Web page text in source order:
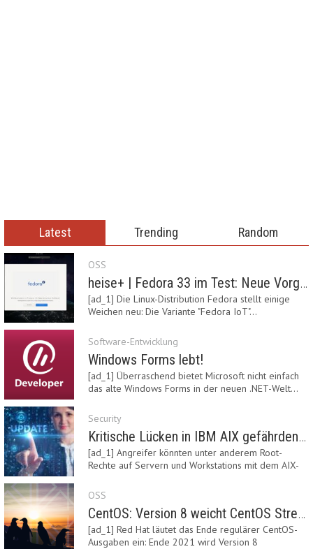
Latest Trending Random
OSS
heise+ | Fedora 33 im Test: Neue Vorgaben mit Btrfs, Systemd-Resolved und zRAM
[ad_1] Die Linux-Distribution Fedora stellt einige
Weichen neu: Die Variante "Fedora IoT"…
Software-Entwicklung
Windows Forms lebt!
[ad_1] Überraschend bietet Microsoft nicht einfach
das alte Windows Forms in der neuen .NET-Welt…
Security
Kritische Lücken in IBM AIX gefährden Server
[ad_1] Angreifer könnten unter anderem Root-
Rechte auf Servern und Workstations mit dem AIX-
OSS
CentOS: Version 8 weicht CentOS Stream
[ad_1] Red Hat läutet das Ende regulärer CentOS-
Ausgaben ein: Ende 2021 wird Version 8